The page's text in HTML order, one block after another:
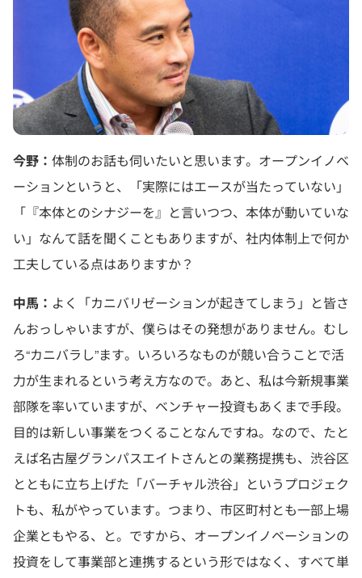
今野： 体制のお話も伺いたいと思います。オープンイノベ
ーションというと、「実際にはエースが当たっていない」
「『本体とのシナジーを』と言いつつ、本体が動いていな
い」なんて話を聞くこともありますが、社内体制上で何か
工夫している点はありますか？
中馬： よく「カニバリゼーションが起きてしまう」と皆さ
んおっしゃいますが、僕らはその発想がありません。むし
ろ“カニバラし”ます。いろいろなものが競い合うことで活
力が生まれるという考え方なので。あと、私は今新規事業
部隊を率いていますが、ベンチャー投資もあくまで手段。
目的は新しい事業をつくることなんですね。なので、たと
えば名古屋グランパスエイトさんとの業務提携も、渋谷区
とともに立ち上げた「バーチャル渋谷」というプロジェク
トも、私がやっています。つまり、市区町村とも一部上場
企業ともやる、と。ですから、オープンイノベーションの
投資をして事業部と連携するという形ではなく、すべて単